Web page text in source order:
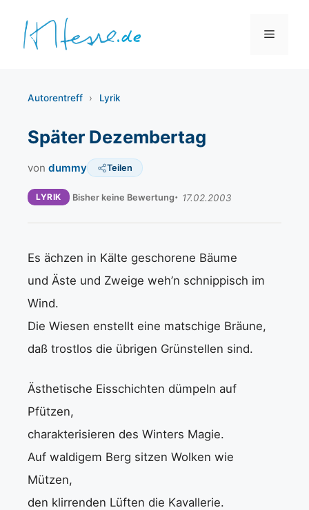
Inhalt
springen
Menü
Autorentreff › Lyrik
Später Dezembertag
von dummy Teilen
LYRIK Bisher keine Bewertung 17.02.2003
Es ächzen in Kälte geschorene Bäume
und Äste und Zweige weh’n schnippisch im
Wind.
Die Wiesen enstellt eine matschige Bräune,
daß trostlos die übrigen Grünstellen sind.
Ästhetische Eisschichten dümpeln auf
Pfützen,
charakterisieren des Winters Magie.
Auf waldigem Berg sitzen Wolken wie
Mützen,
den klirrenden Lüften die Kavallerie.